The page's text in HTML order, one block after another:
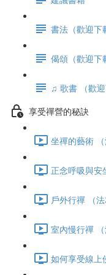
書法（歡迎下
偈頌（歡迎下
♫ 歌書 （歡迎
享受禪營的秘訣
坐禪的藝術
正念呼吸與安
戶外行禪 （
室內慢行禪
如何享受線上